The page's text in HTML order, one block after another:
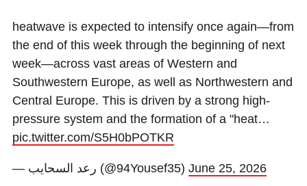
heatwave is expected to intensify once again—from
the end of this week through the beginning of next
week—across vast areas of Western and
Southwestern Europe, as well as Northwestern and
Central Europe. This is driven by a strong high-
pressure system and the formation of a "heat…
pic.twitter.com/S5H0bPOTKR
— رعد السحايب (@94Yousef35) June 25, 2026